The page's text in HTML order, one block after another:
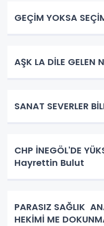
GEÇİM YOKSA
AŞK LA DİLE
CHP İNEGÖL'DE
Hayrettin Bulut
PARASIZ SAĞLIK
HEKİMİ ME